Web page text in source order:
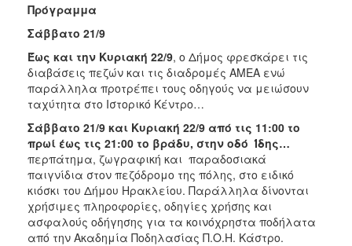
ΕΠΙΣΚΕΠΤΗΣ
ΗΡΑΚΛΕΙΟ
Πρόγραμμα
Σάββατο 21/9
Έως και την Κυριακή 22/9, ο Δήμος φρεσκάρει τις
διαβάσεις πεζών και τις διαδρομές ΑΜΕΑ ενώ
παράλληλα προτρέπει τους οδηγούς να μειώσουν
ταχύτητα στο Ιστορικό Κέντρο…
Σάββατο 21/9 και Κυριακή 22/9 από τις 11:00 το
πρωί έως τις 21:00 το βράδυ, στην οδό Ίδης…
περπάτημα, ζωγραφική και παραδοσιακά
παιγνίδια στον πεζόδρομο της πόλης, στο ειδικό
κιόσκι του Δήμου Ηρακλείου. Παράλληλα δίνονται
χρήσιμες πληροφορίες, οδηγίες χρήσης και
ασφαλούς οδήγησης για τα κοινόχρηστα ποδήλατα
από την Ακαδημία Ποδηλασίας Π.Ο.Η. Κάστρο.